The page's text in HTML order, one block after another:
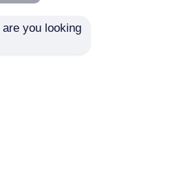
you looking